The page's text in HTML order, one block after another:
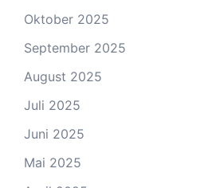
Oktober 2025
September 2025
August 2025
Juli 2025
Juni 2025
Mai 2025